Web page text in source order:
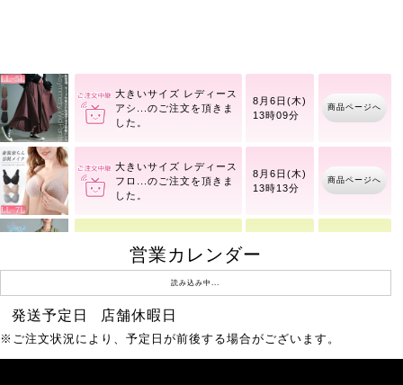
大きいサイズ レディース
アシ
8月6日(木)
13時09分
商品ページへ
大きいサイズ レディース
フロ
8月6日(木)
13時13分
商品ページへ
冷感シャーリングオーバ
ーシャツチュニック
8月10日(月)
ケーブル模様メロウ半袖
トップス
営業カレンダー
読み込み中...
発送予定日 店舗休暇日
※ご注文状況により、予定日が前後する場合がございます。